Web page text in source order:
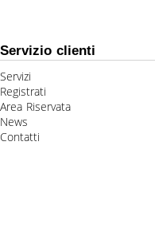
Servizio clienti
Servizi
Registrati
Area Riservata
News
Contatti